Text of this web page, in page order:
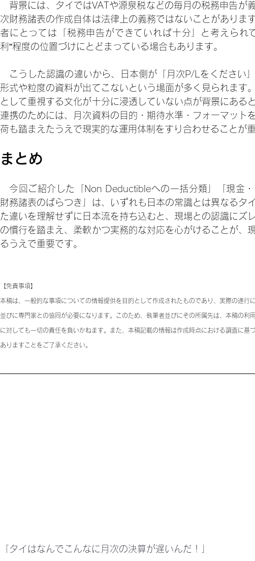
背景には、タイではVATや源泉税などの毎月の税務申告が
次財務諸表の作成自体は法律上の義務ではないことがありま
者にとっては「税務申告ができていれば十分」と考えられ
利”程度の位置づけにとどまっている場合もあります。
こうした認識の違いから、日本側が「月次P/Lをください
形式や粒度の資料が出てこないという場面が多く見られます
として重視する文化が十分に浸透していない点が背景にある
連携のためには、月次資料の目的・期待水準・フォーマット
荷も踏まえたうえで現実的な運用体制をすり合わせることが重
まとめ
今回ご紹介した「Non Deductibleへの一括分類」「現金
財務諸表のばらつき」は、いずれも日本の常識とは異なるタ
た違いを理解せずに日本流を持ち込むと、現場との認識にズ
の慣行を踏まえ、柔軟かつ実務的な対応を心がけることが、
るうえで重要です。
【免責事項】
本稿は、一般的な事項についての情報提供を目的として作成されたものであり、実際の遂行
並びに専門家との協同が必要になります。このため、執筆者並びにその所属先は、本稿の利
に対しても一切の責任を負いかねます。また、本稿記載の情報は作成時点における調査に基
ありますことをご了承ください。
「タイはなんでこんなに月次の決算が遅いんだ！」